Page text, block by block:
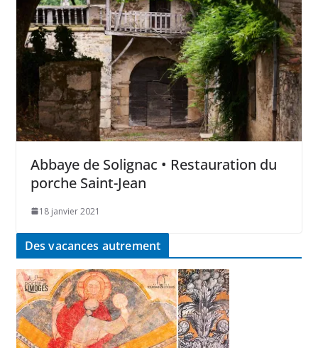
Abbaye de Solignac • Restauration du
porche Saint-Jean
18 janvier 2021
Des vacances autrement